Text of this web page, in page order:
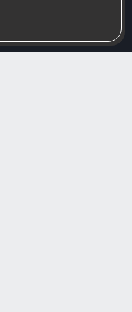
con las que buscan una